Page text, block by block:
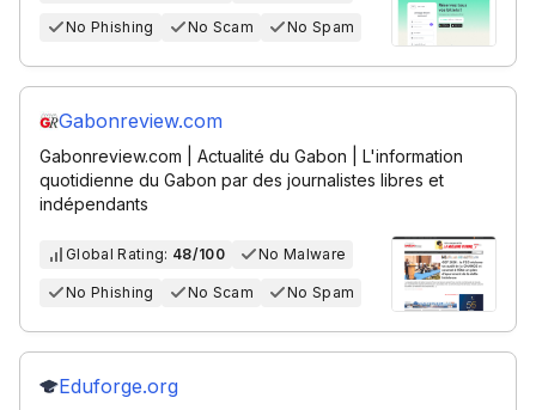
No Phishing No Scam No Spam
Gabonreview.com
Gabonreview.com | Actualité du Gabon | L'information
quotidienne du Gabon par des journalistes libres et
indépendants
Global Rating: 48/100 No Malware
No Phishing No Scam No Spam
Eduforge.org